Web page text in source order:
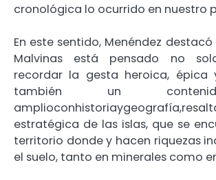
cronológica lo ocurrido en nuestro
En este sentido, Menéndez destacó
Malvinas está pensado no
recordar la gesta heroica, épica
también un
estratégica de las islas, que se
territorio donde y hacen riquezas
el suelo, tanto en minerales como